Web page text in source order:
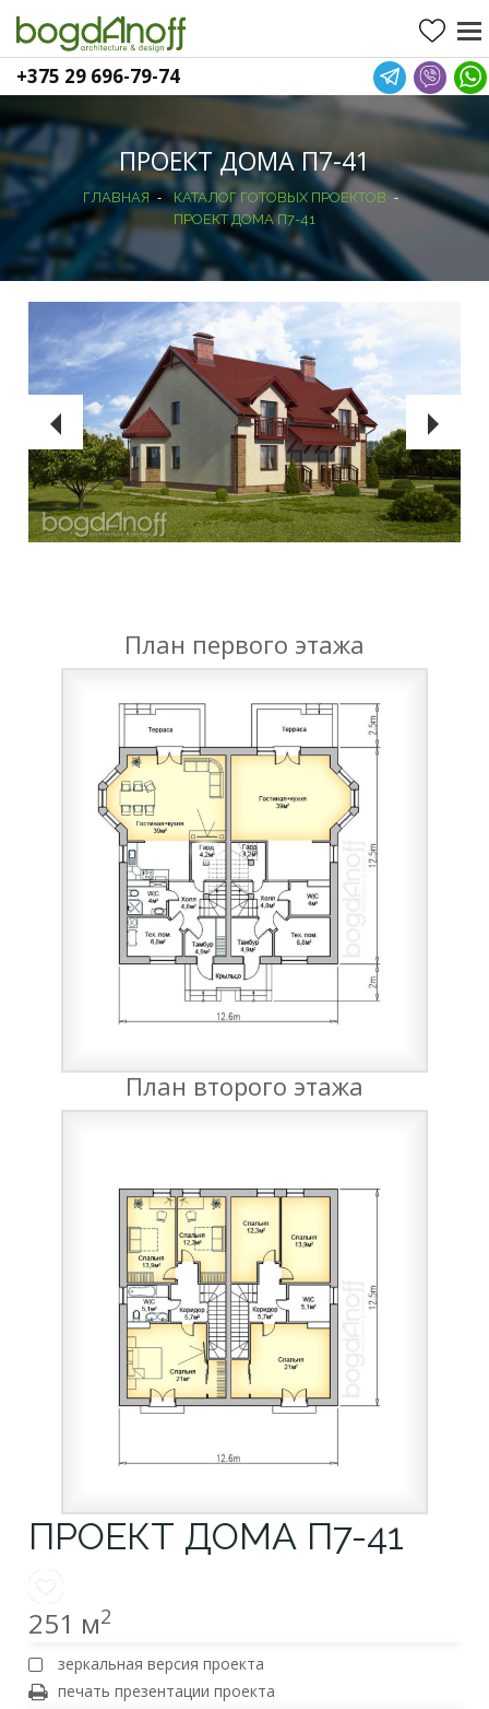
+375 29 696-79-74
ПРОЕКТ ДОМА П7-41
ГЛАВНАЯ - КАТАЛОГ ГОТОВЫХ ПРОЕКТОВ -
ПРОЕКТ ДОМА П7-41
План первого этажа
План второго этажа
ПРОЕКТ ДОМА П7-41
251 м2
зеркальная версия проекта
печать презентации проекта